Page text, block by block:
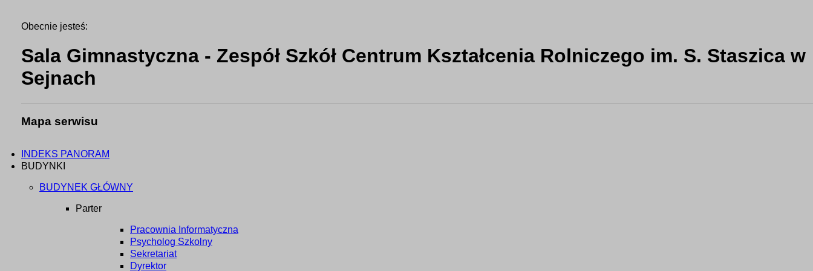
Obecnie jesteś:
Sala Gimnastyczna - Zespół Szkół Centrum Kształcenia Rolniczego im. S. Staszica w
Sejnach
Mapa serwisu
INDEKS PANORAM
BUDYNKI
BUDYNEK GŁÓWNY
Parter
Pracownia Informatyczna
Psycholog Szkolny
Sekretariat
Dyrektor